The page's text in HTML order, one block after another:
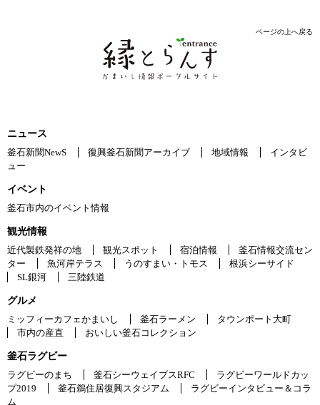
ページの上へ戻る
ニュース
釜石新聞NewS
復興釜石新聞アーカイブ 地域情報
インタビ
ュー
イベント
釜石市内のイベント情報
観光情報
近代製鉄発祥の地
観光スポット 宿泊情報
釜石情報交流セン
ター
魚河岸テラス うのすまい・トモス
根浜シーサイド
SL銀河
三陸鉄道
グルメ
ミッフィーカフェかまいし
釜石ラーメン
タウンポート大町
市内の産直
おいしい釜石コレクション
釜石ラグビー
ラグビーのまち
釜石シーウェイブスRFC
ラグビーワールドカッ
プ2019
釜石鵜住居復興スタジアム
ラグビーインタビュー＆コラ
ム